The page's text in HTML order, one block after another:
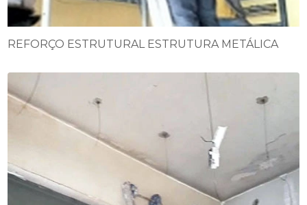
REFORÇO ESTRUTURAL ESTRUTURA METÁLICA